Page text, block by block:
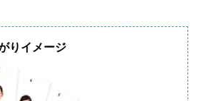
りイメージ